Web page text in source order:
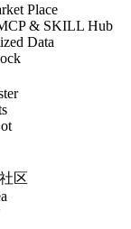
Place
& SKILL Hub
Data
区